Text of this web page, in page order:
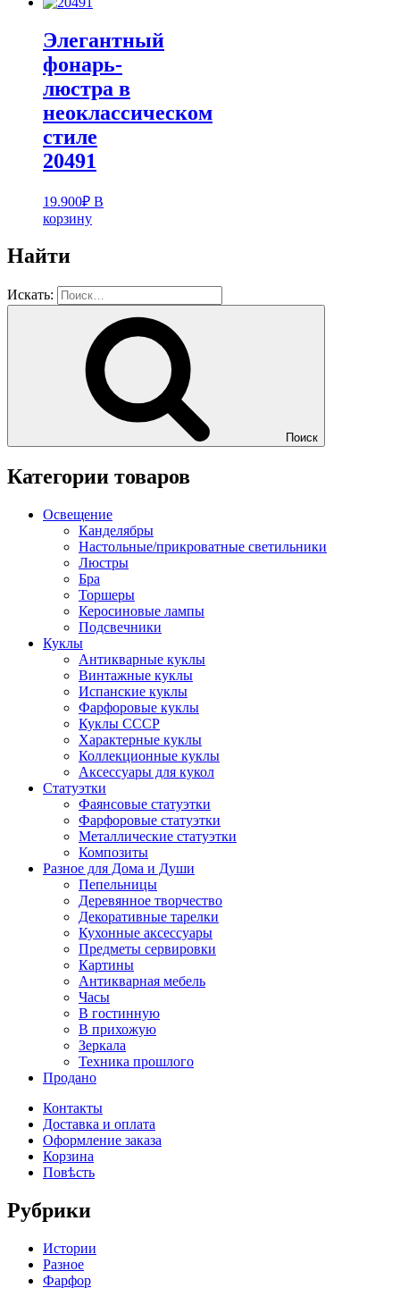
Элегантный
фонарь-
люстра в
неоклассическом
стиле
20491
19.900₽ В
корзину
Найти
Искать:
Поиск
Категории товаров
Освещение
Канделябры
Настольные/прикроватные светильники
Люстры
Бра
Торшеры
Керосиновые лампы
Подсвечники
Куклы
Антикварные куклы
Винтажные куклы
Испанские куклы
Фарфоровые куклы
Куклы СССР
Характерные куклы
Коллекционные куклы
Аксессуары для кукол
Статуэтки
Фаянсовые статуэтки
Фарфоровые статуэтки
Металлические статуэтки
Композиты
Разное для Дома и Души
Пепельницы
Деревянное творчество
Декоративные тарелки
Кухонные аксессуары
Предметы сервировки
Картины
Антикварная мебель
Часы
В гостинную
В прихожую
Зеркала
Техника прошлого
Продано
Контакты
Доставка и оплата
Оформление заказа
Корзина
Повѣсть
Рубрики
Истории
Разное
Фарфор